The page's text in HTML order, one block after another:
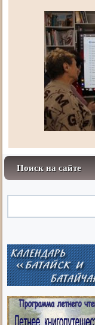
Поиск на сайте